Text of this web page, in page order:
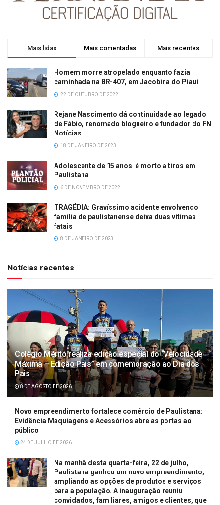
Mais lidas Mais comentadas Mais recentes
Homem morre atropelado enquanto fazia
caminhada na BR-407, em Jacobina do Piaui
22 DE OUTUBRO DE 2022
Rejane Nascimento dá continuidade ao legado
de Fábio, renomado blogueiro e fundador do FN
Notícias
18 DE JANEIRO DE 2023
Adolescente de 15 anos é morto a tiros em
Paulistana
6 DE NOVEMBRO DE 2022
TRAGÉDIA: Gravíssimo acidente envolvendo
família de paulistanense deixa duas vítimas
fatais
8 DE JANEIRO DE 2023
Notícias recentes
Colégio Mérito realiza edição especial do “Velocidade
Máxima – Edição Pais” em comemoração ao Dia dos
Pais
8 DE AGOSTO DE 2026
Novo empreendimento fortalece comércio de Paulistana:
Evidência Maquiagens e Acessórios abre as portas ao
público
24 DE JULHO DE 2026
Na manhã desta quarta-feira, 22 de julho,
Paulistana ganhou um novo empreendimento,
ampliando as opções de produtos e serviços
para a população. A inauguração reuniu
convidados, familiares, amigos e clientes, que